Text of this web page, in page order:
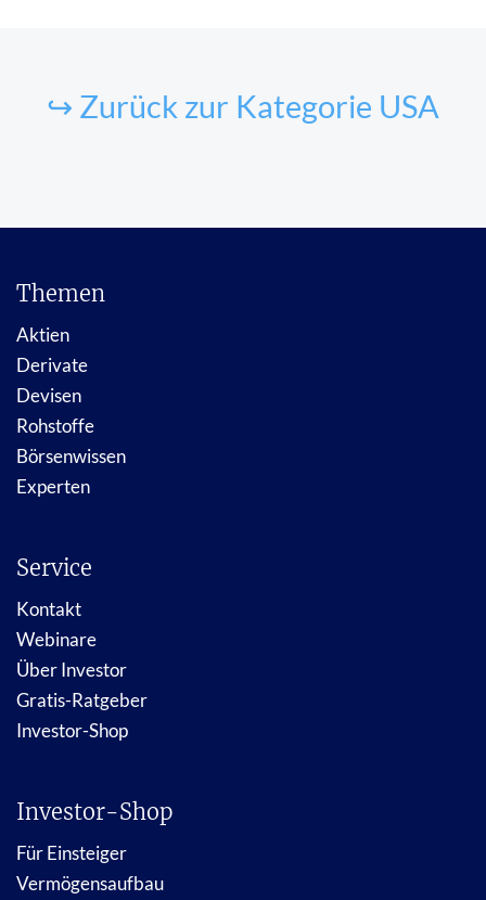
↪ Zurück zur Kategorie USA
Themen
Aktien
Derivate
Devisen
Rohstoffe
Börsenwissen
Experten
Service
Kontakt
Webinare
Über Investor
Gratis-Ratgeber
Investor-Shop
Investor-Shop
Für Einsteiger
Vermögensaufbau